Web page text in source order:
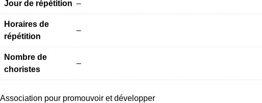
Jour de répétition –
Horaires de
répétition
–
Nombre de
choristes
–
Association pour promouvoir et développer